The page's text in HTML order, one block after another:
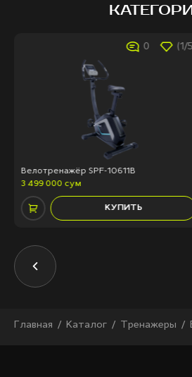
0 (1/
Велотренажёр SPF-10611B
3 499 000 сум
КУПИТЬ
Главная Каталог Тренажеры